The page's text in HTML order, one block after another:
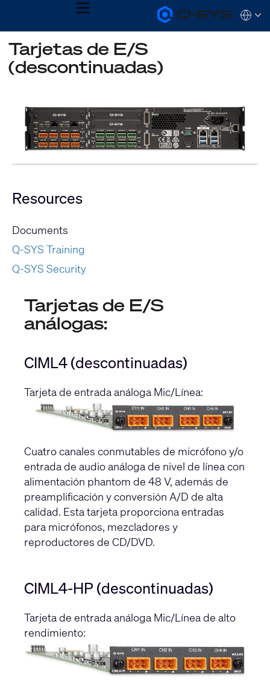
Q-
SYS
MENU
QSYS.com (English)
India (English)
Deutsch
Español
한국어
Tarjetas de E/S
(descontinuadas)
Resources
Documents
Q-SYS Training
Q-SYS Security
Tarjetas de E/S
análogas:
CIML4 (descontinuadas)
Tarjeta de entrada análoga Mic/Línea:
Cuatro canales conmutables de micrófono y/o
entrada de audio análoga de nivel de línea con
alimentación phantom de 48 V, además de
preamplificación y conversión A/D de alta
calidad. Esta tarjeta proporciona entradas
para micrófonos, mezcladores y
reproductores de CD/DVD.
CIML4-HP (descontinuadas)
Tarjeta de entrada análoga Mic/Línea de alto
rendimiento: